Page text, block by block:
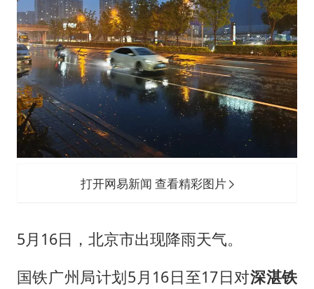
打开网易新闻 查看精彩图片
5月16日，北京市出现降雨天气。
国铁广州局计划5月16日至17日对深湛铁